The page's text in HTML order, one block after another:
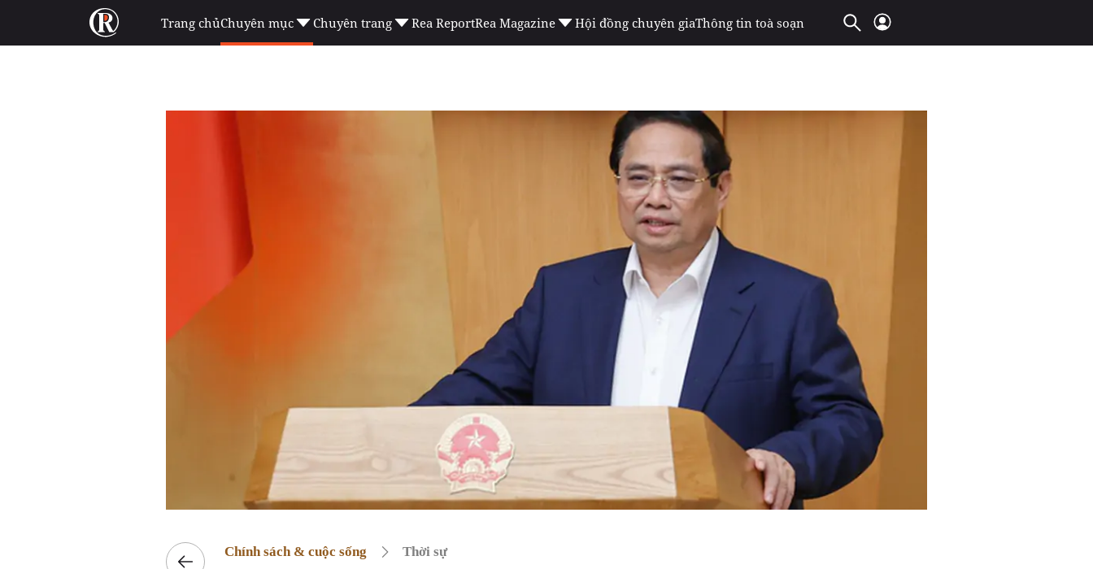
Trang chủChuyên mục Chuyên trang Rea ReportRea Magazine Hội đồng chuyên giaThông tin toà soạn
Chính sách & cuộc sống Thời sự